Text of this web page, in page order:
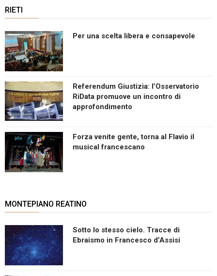
RIETI
Per una scelta libera e consapevole
Referendum Giustizia: l’Osservatorio
RiData promuove un incontro di
approfondimento
Forza venite gente, torna al Flavio il
musical francescano
MONTEPIANO REATINO
Sotto lo stesso cielo. Tracce di
Ebraismo in Francesco d’Assisi